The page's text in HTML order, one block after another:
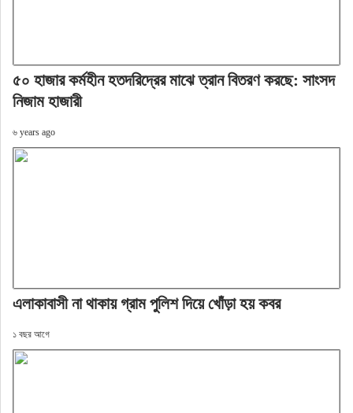
৫০ হাজার কর্মহীন হতদরিদ্রের মাঝে ত্রান বিতরণ করছে: সাংসদ
নিজাম হাজারী
৬ years ago
এলাকাবাসী না থাকায় গ্রাম পুলিশ দিয়ে খোঁড়া হয় কবর
১ বছর আগে